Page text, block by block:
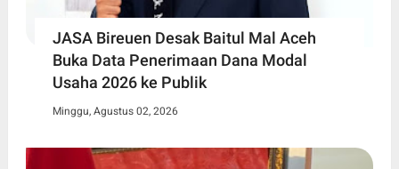
JASA Bireuen Desak Baitul Mal Aceh
Buka Data Penerimaan Dana Modal
Usaha 2026 ke Publik
Minggu, Agustus 02, 2026